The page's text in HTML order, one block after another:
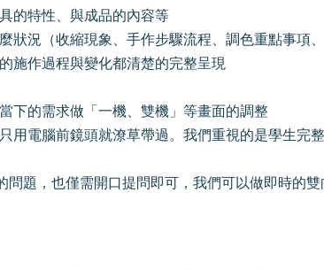
的特性、與成品的內容等
況（收縮現象、手作步驟流程、調色重點事項
施作過程與變化都清楚的完整呈現
下的需求做「一機、雙機」等畫面的調整
電腦前鏡頭就潦草帶過。我們重視的是學生完
題，也僅需開口提問即可，我們可以做即時的